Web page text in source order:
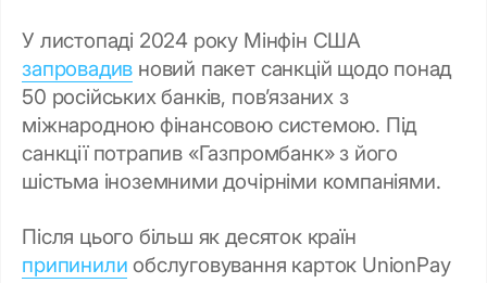
У листопаді 2024 року Мінфін США
запровадив новий пакет санкцій щодо понад
50 російських банків, повʼязаних з
міжнародною фінансовою системою. Під
санкції потрапив «Газпромбанк» з його
шістьма іноземними дочірніми компаніями.
Після цього більш як десяток країн
припинили обслуговування карток UnionPay